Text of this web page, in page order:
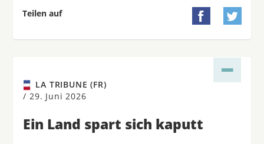
Teilen auf  
LA TRIBUNE (FR)
/ 29. Juni 2026
Ein Land spart sich kaputt